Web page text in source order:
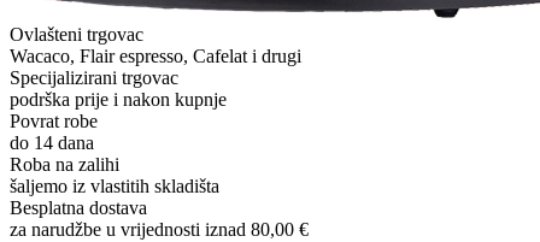
Ovlašteni trgovac
Wacaco, Flair espresso, Cafelat i drugi
Specijalizirani trgovac
podrška prije i nakon kupnje
Povrat robe
do 14 dana
Roba na zalihi
šaljemo iz vlastitih skladišta
Besplatna dostava
za narudžbe u vrijednosti iznad 80,00 €